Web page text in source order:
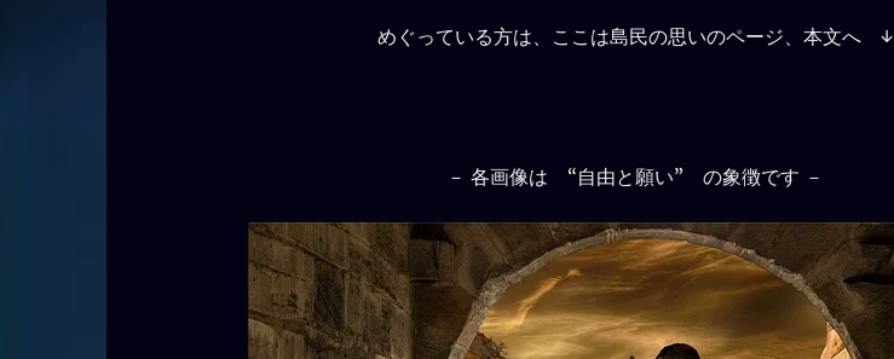
めぐっている方は、ここは島民の思いのページ、本文へ ↓
－ 各画像は “自由と願い” の象徴です －